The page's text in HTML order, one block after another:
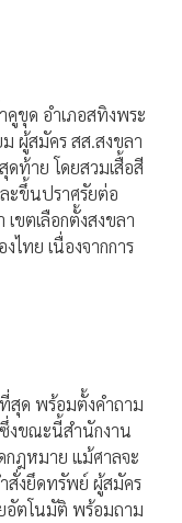
ขุด อำเภอสทิงพระ
ผู้สมัคร สส.สงขลา
ดท้าย โดยสวมเสื้อสี
ะขึ้นปราศรัยต่อ
ขตเลือกตั้งสงขลา
ไทย เนื่องจากการ
สุด พร้อมตั้งคำถาม
ซึ่งขณะนี้สำนักงาน
กฎหมาย แม้ศาลจะ
สั่งยึดทรัพย์ ผู้สมัคร
อัตโนมัติ พร้อมถาม